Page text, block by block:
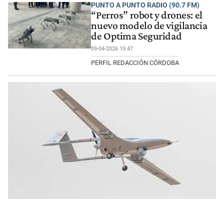
PUNTO A PUNTO RADIO (90.7 FM)
“Perros” robot y drones: el
nuevo modelo de vigilancia
de Optima Seguridad
09-04-2026 15:47
PERFIL REDACCIÓN CÓRDOBA